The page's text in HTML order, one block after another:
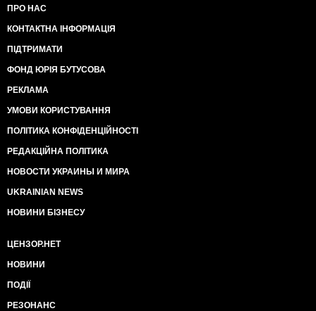
ПРО НАС
КОНТАКТНА ІНФОРМАЦІЯ
ПІДТРИМАТИ
ФОНД ЮРІЯ БУТУСОВА
РЕКЛАМА
УМОВИ КОРИСТУВАННЯ
ПОЛІТИКА КОНФІДЕНЦІЙНОСТІ
РЕДАКЦІЙНА ПОЛІТИКА
НОВОСТИ УКРАИНЫ И МИРА
UKRAINIAN NEWS
НОВИНИ БІЗНЕСУ
ЦЕНЗОР.НЕТ
НОВИНИ
ПОДІЇ
РЕЗОНАНС